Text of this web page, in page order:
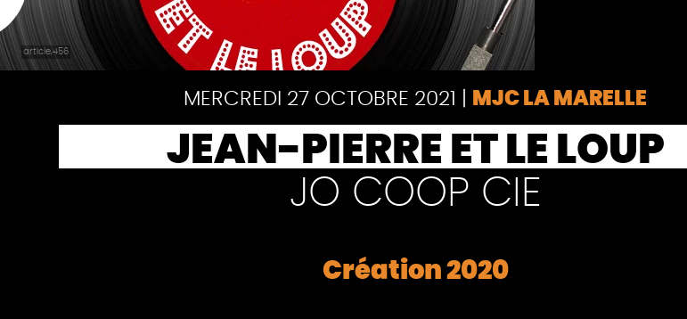
À SCAËR
article,456
MERCREDI 27 OCTOBRE 2021 MJC LA MARELLE
JEAN-PIERRE ET LE LOUP
JO COOP CIE
Création 2020